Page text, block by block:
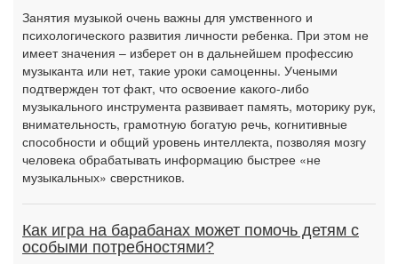
Занятия музыкой очень важны для умственного и
психологического развития личности ребенка. При этом не
имеет значения – изберет он в дальнейшем профессию
музыканта или нет, такие уроки самоценны. Учеными
подтвержден тот факт, что освоение какого-либо
музыкального инструмента развивает память, моторику рук,
внимательность, грамотную богатую речь, когнитивные
способности и общий уровень интеллекта, позволяя мозгу
человека обрабатывать информацию быстрее «не
музыкальных» сверстников.
Как игра на барабанах может помочь детям с
особыми потребностями?